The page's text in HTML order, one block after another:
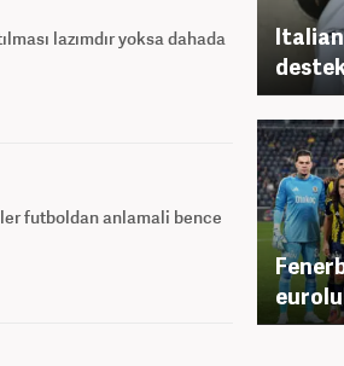
lazımdır yoksa dahada
futboldan anlamali bence